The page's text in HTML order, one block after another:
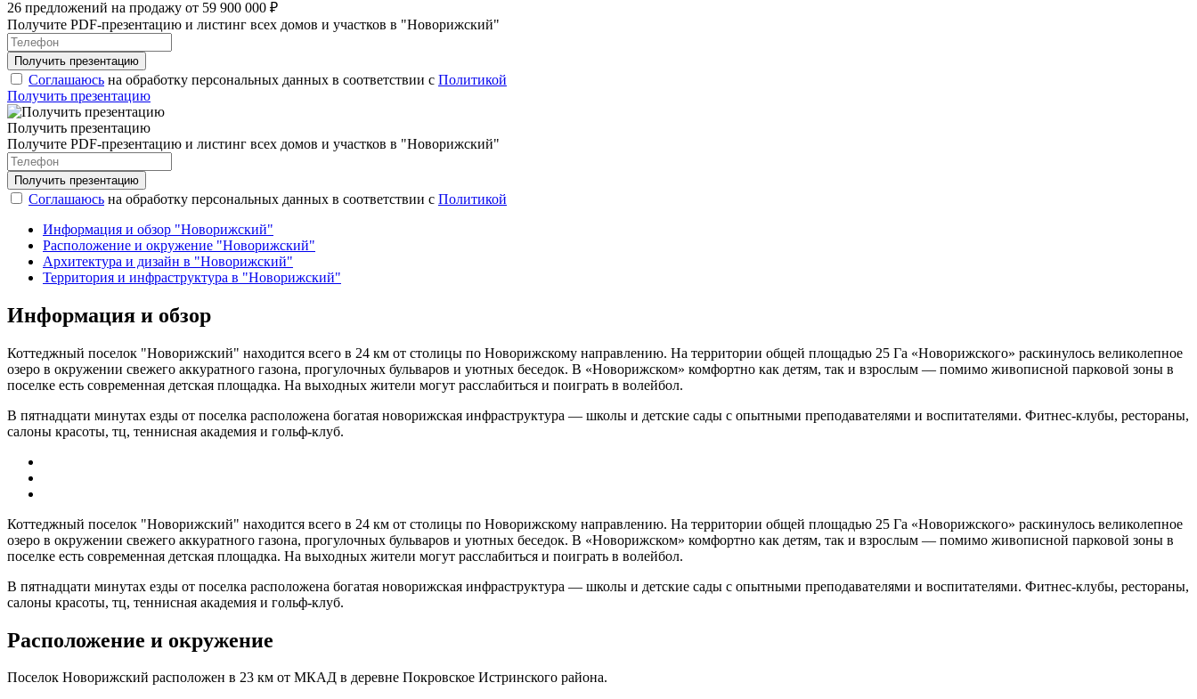
26 предложений на продажу от 59 900 000 ₽
Получите PDF-презентацию и листинг всех домов и участков в "Новорижский"
Соглашаюсь на обработку персональных данных в соответствии с Политикой
Получить презентацию
Получить презентацию
Получите PDF-презентацию и листинг всех домов и участков в "Новорижский"
Соглашаюсь на обработку персональных данных в соответствии с Политикой
Информация и обзор "Новорижский"
Расположение и окружение "Новорижский"
Архитектура и дизайн в "Новорижский"
Территория и инфраструктура в "Новорижский"
Информация и обзор
Коттеджный поселок "Новорижский" находится всего в 24 км от столицы по Новорижскому направлению. На территории общей площадью 25 Га «Новорижского» раскинулось великолепное
озеро в окружении свежего аккуратного газона, прогулочных бульваров и уютных беседок. В «Новорижском» комфортно как детям, так и взрослым — помимо живописной парковой зоны в
поселке есть современная детская площадка. На выходных жители могут расслабиться и поиграть в волейбол.
В пятнадцати минутах езды от поселка расположена богатая новорижская инфраструктура — школы и детские сады с опытными преподавателями и воспитателями. Фитнес-клубы, рестораны,
салоны красоты, тц, теннисная академия и гольф-клуб.
Коттеджный поселок "Новорижский" находится всего в 24 км от столицы по Новорижскому направлению. На территории общей площадью 25 Га «Новорижского» раскинулось великолепное
озеро в окружении свежего аккуратного газона, прогулочных бульваров и уютных беседок. В «Новорижском» комфортно как детям, так и взрослым — помимо живописной парковой зоны в
поселке есть современная детская площадка. На выходных жители могут расслабиться и поиграть в волейбол.
В пятнадцати минутах езды от поселка расположена богатая новорижская инфраструктура — школы и детские сады с опытными преподавателями и воспитателями. Фитнес-клубы, рестораны,
салоны красоты, тц, теннисная академия и гольф-клуб.
Расположение и окружение
Поселок Новорижский расположен в 23 км от МКАД в деревне Покровское Истринского района.